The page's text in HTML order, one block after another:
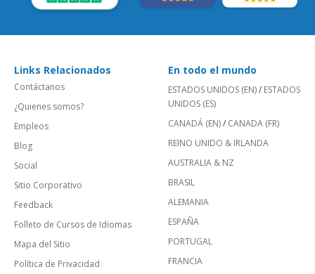
Links Relacionados
Contáctanos
¿Quienes somos?
Empleos
Blog
Social
Sitio Corporativo
Feedback
Folleto de Cursos de Idiomas
Mapa del Sitio
Política de Privacidad
En todo el mundo
ESTADOS UNIDOS (EN)/ ESTADOS
UNIDOS (ES)
CANADÁ (EN)/ CANADA (FR)
REINO UNIDO & IRLANDA
AUSTRALIA & NZ
BRASIL
ALEMANIA
ESPAÑA
PORTUGAL
FRANCIA